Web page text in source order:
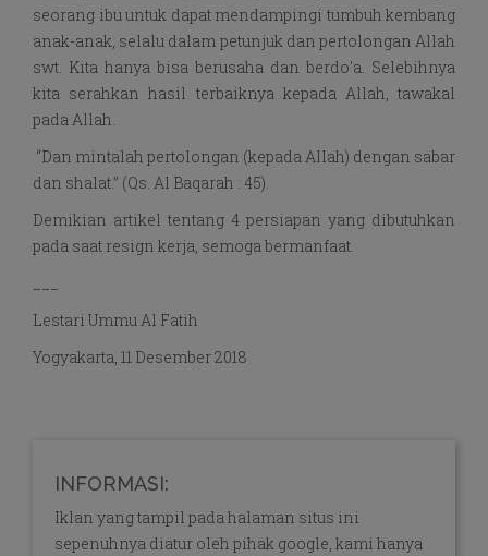
seorang ibu untuk dapat mendampingi tumbuh kembang
anak-anak, selalu dalam petunjuk dan pertolongan Allah
swt. Kita hanya bisa berusaha dan berdo'a. Selebihnya
kita serahkan hasil terbaiknya kepada Allah, tawakal
pada Allah.
“Dan mintalah pertolongan (kepada Allah) dengan sabar
dan shalat.” (Qs. Al Baqarah : 45).
Demikian artikel tentang 4 persiapan yang dibutuhkan
pada saat resign kerja, semoga bermanfaat.
Lestari Ummu Al Fatih
Yogyakarta, 11 Desember 2018
INFORMASI:
Iklan yang tampil pada halaman situs ini
sepenuhnya diatur oleh pihak google, kami hanya